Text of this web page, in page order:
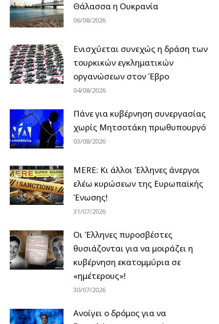
Θάλασσα η Ουκρανία
06/08/2026
Ενισχύεται συνεχώς η δράση των
τουρκικών εγκληματικών
οργανώσεων στον Έβρο
04/08/2026
Πάνε για κυβέρνηση συνεργασίας
χωρίς Μητσοτάκη πρωθυπουργό
03/08/2026
MERE: Κι άλλοι Έλληνες άνεργοι
ελέω κυρώσεων της Ευρωπαϊκής
Ένωσης!
31/07/2026
Οι Έλληνες πυροσβέστες
θυσιάζονται για να μοιράζει η
κυβέρνηση εκατομμύρια σε
«ημέτερους»!
30/07/2026
Ανοίγει ο δρόμος για να